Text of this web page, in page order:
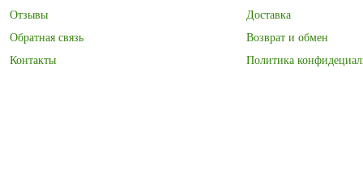
Отзывы
Обратная связь
Контакты
Доставка
Возврат и обмен
Политика